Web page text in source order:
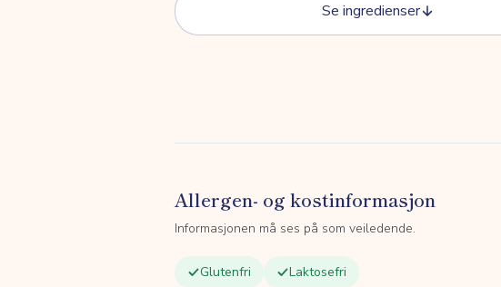
Se ingredienser
Allergen- og kostinformasjon
Informasjonen må ses på som veiledende.
Glutenfri Laktosefri